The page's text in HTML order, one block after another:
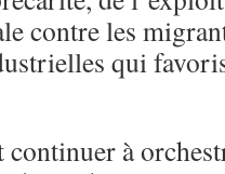
contre les
qui
à